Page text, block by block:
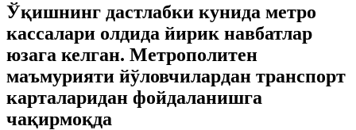
Ўқишнинг дастлабки кунида метро
кассалари олдида йирик навбатлар
юзага келган. Метрополитен
маъмурияти йўловчилардан транспорт
карталаридан фойдаланишга
чақирмоқда